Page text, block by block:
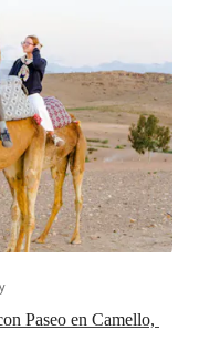
Paseo en Camello,